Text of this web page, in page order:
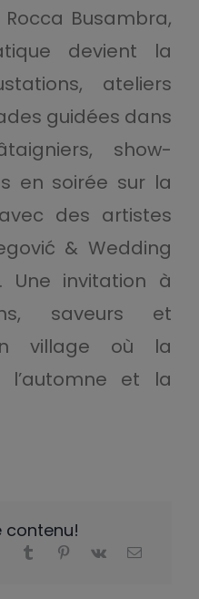
Busambra,
devient la
ateliers
guidées dans
show-
en soirée sur la
des artistes
& Wedding
Une invitation à
saveurs et
village où la
l’automne et la
contenu!